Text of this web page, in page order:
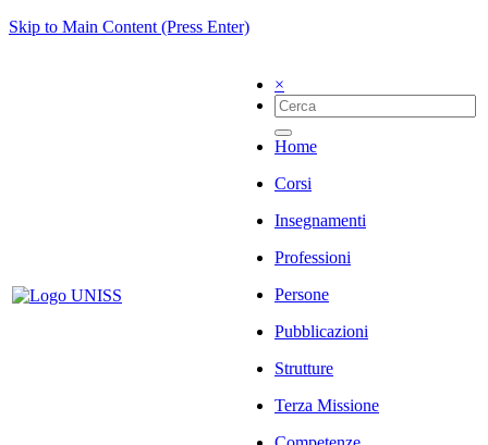
Skip to Main Content (Press Enter)
×
Home
Corsi
Insegnamenti
Professioni
Persone
Pubblicazioni
Strutture
Terza Missione